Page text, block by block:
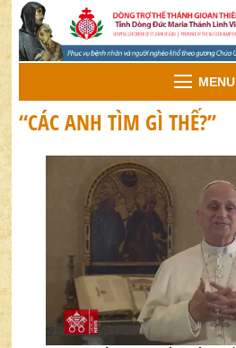
MENU
“CÁC ANH TÌM GÌ THẾ?”